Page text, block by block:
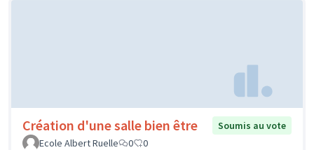
Création d'une salle bien être
Soumis au vote
Ecole Albert Ruelle
0 0